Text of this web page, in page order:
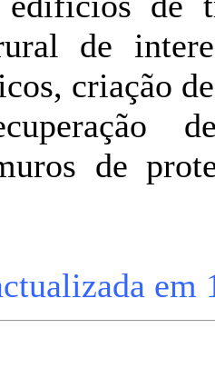
de
criação
de
em